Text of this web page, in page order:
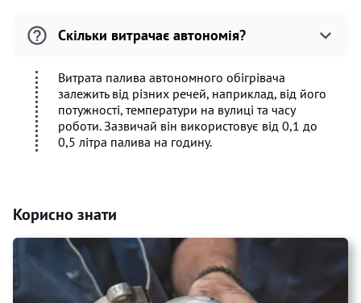
Скільки витрачає автономія?
Витрата палива автономного обігрівача
залежить від різних речей, наприклад, від його
потужності, температури на вулиці та часу
роботи. Зазвичай він використовує від 0,1 до
0,5 літра палива на годину.
Корисно знати